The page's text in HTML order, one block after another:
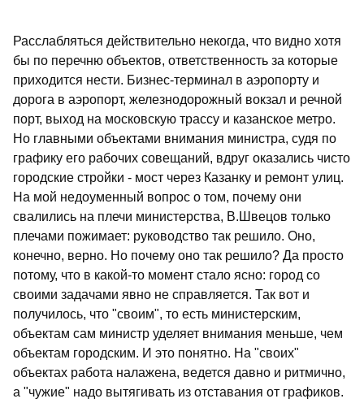
Расслабляться действительно некогда, что видно хотя
бы по перечню объектов, ответственность за которые
приходится нести. Бизнес-терминал в аэропорту и
дорога в аэропорт, железнодорожный вокзал и речной
порт, выход на московскую трассу и казанское метро.
Но главными объектами внимания министра, судя по
графику его рабочих совещаний, вдруг оказались чисто
городские стройки - мост через Казанку и ремонт улиц.
На мой недоуменный вопрос о том, почему они
свалились на плечи министерства, В.Швецов только
плечами пожимает: руководство так решило. Оно,
конечно, верно. Но почему оно так решило? Да просто
потому, что в какой-то момент стало ясно: город со
своими задачами явно не справляется. Так вот и
получилось, что "своим", то есть министерским,
объектам сам министр уделяет внимания меньше, чем
объектам городским. И это понятно. На "своих"
объектах работа налажена, ведется давно и ритмично,
а "чужие" надо вытягивать из отставания от графиков.